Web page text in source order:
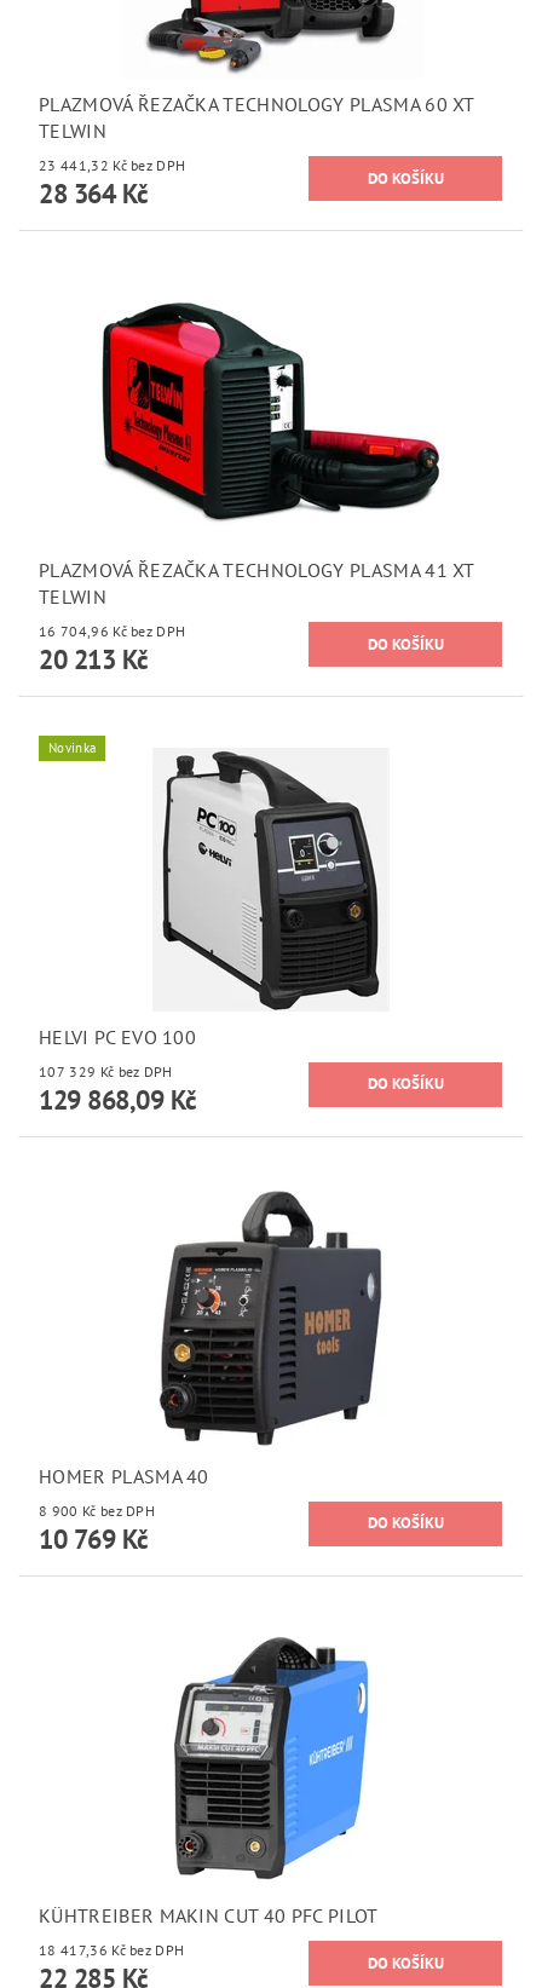
PLAZMOVÁ ŘEZAČKA TECHNOLOGY PLASMA 60 XT
TELWIN
23 441,32 Kč bez DPH
28 364 Kč
PLAZMOVÁ ŘEZAČKA TECHNOLOGY PLASMA 41 XT
TELWIN
16 704,96 Kč bez DPH
20 213 Kč
Novinka
HELVI PC EVO 100
107 329 Kč bez DPH
129 868,09 Kč
HOMER PLASMA 40
8 900 Kč bez DPH
10 769 Kč
KÜHTREIBER MAKIN CUT 40 PFC PILOT
18 417,36 Kč bez DPH
22 285 Kč